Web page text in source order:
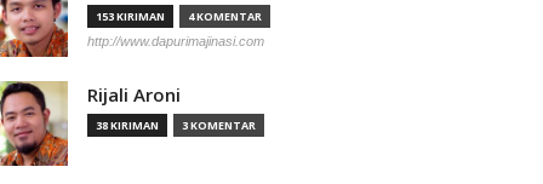
153 KIRIMAN 4 KOMENTAR
http://www.dapurimajinasi.com
Rijali Aroni
38 KIRIMAN 3 KOMENTAR